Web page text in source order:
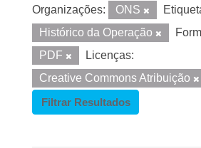
Organizações: ONS
Histórico da Operação
PDF
Licenças:
Creative Commons Atribuição
Filtrar Resultados